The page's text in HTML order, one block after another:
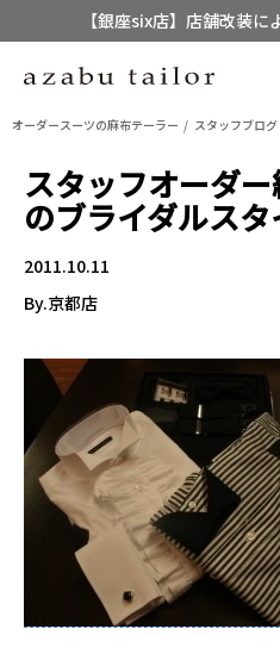
【銀座six店】店舗改装
【店舗限定】レディ
オーダースーツの麻布テーラー スタッフブログ
スタッフオーダ
のブライダルス
2011.10.11
By.京都店